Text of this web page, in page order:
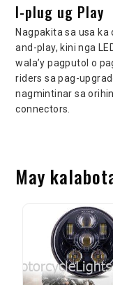
I-plug ug Play
Nagpakita sa usa
and-play, kini nga
wala’y pagputol o
riders sa pag-
nagmintinar sa
connectors.
May